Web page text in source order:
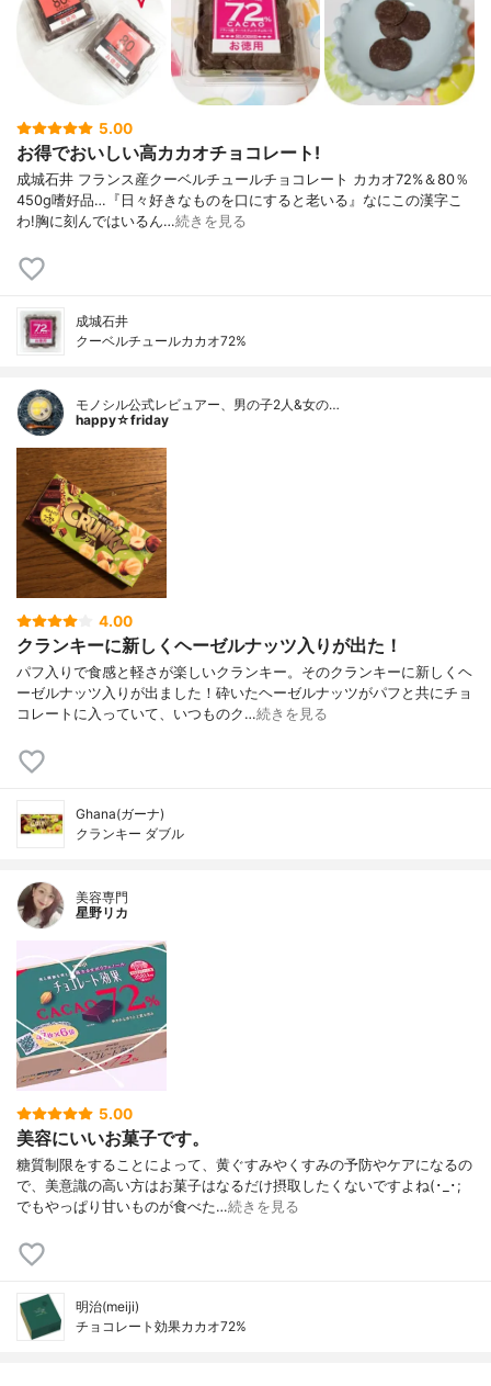
5.00
お得でおいしい高カカオチョコレート!
成城石井 フランス産クーベルチュールチョコレート カカオ72%＆80％
450g嗜好品…『日々好きなものを口にすると老いる』なにこの漢字こ
わ!胸に刻んではいるん…続きを見る
成城石井
クーベルチュールカカオ72%
モノシル公式レビュアー、男の子2人&女の…
happy☆friday
4.00
クランキーに新しくヘーゼルナッツ入りが出た！
パフ入りで食感と軽さが楽しいクランキー。そのクランキーに新しくヘ
ーゼルナッツ入りが出ました！砕いたヘーゼルナッツがパフと共にチョ
コレートに入っていて、いつものク…続きを見る
Ghana(ガーナ)
クランキー ダブル
美容専門
星野リカ
5.00
美容にいいお菓子です。
糖質制限をすることによって、黄ぐすみやくすみの予防やケアになるの
で、美意識の高い方はお菓子はなるだけ摂取したくないですよね(･_･;
でもやっぱり甘いものが食べた…続きを見る
明治(meiji)
チョコレート効果カカオ72%